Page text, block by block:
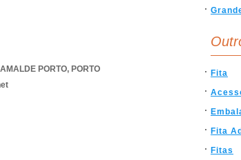
PORTO, PORTO
Fita
Fita
Fitas